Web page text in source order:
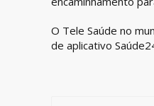
O Tele Saúde no
de aplicativo